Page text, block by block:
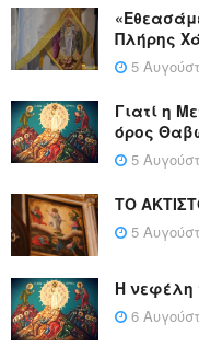
Πλήρης
5
Γιατί η
όρος
5
ΤΟ
5
Η νεφέλη
6